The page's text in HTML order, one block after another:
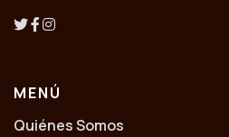
MENÚ
Quiénes Somos